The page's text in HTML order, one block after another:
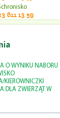
611 13 59
O WYNIKU NABORU
KIEROWNICZKI
DLA ZWIERZĄT W